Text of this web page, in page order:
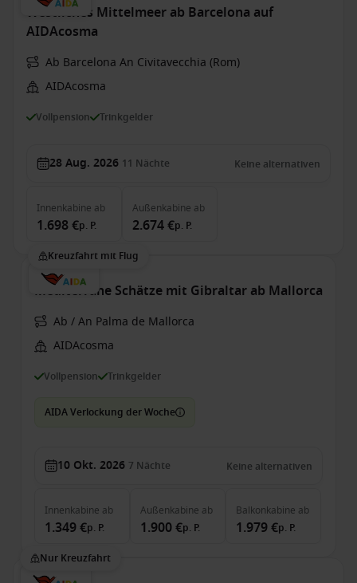
Westliches Mittelmeer ab Barcelona auf
AIDAcosma
Ab Barcelona An Civitavecchia (Rom)
AIDAcosma
Vollpension Trinkgelder
28 Aug. 2026 11 Nächte Keine alternativen
Innenkabine ab
1.698 €p. P.
Außenkabine ab
2.674 €p. P.
Kreuzfahrt mit Flug
Mediterrane Schätze mit Gibraltar ab Mallorca
Ab / An Palma de Mallorca
AIDAcosma
Vollpension Trinkgelder
AIDA Verlockung der Woche
10 Okt. 2026 7 Nächte Keine alternativen
Innenkabine ab
1.349 €p. P.
Außenkabine ab
1.900 €p. P.
Balkonkabine ab
1.979 €p. P.
Nur Kreuzfahrt